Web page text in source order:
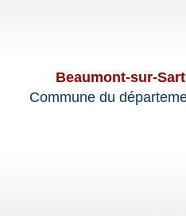
Beaumont-sur-
Commune du